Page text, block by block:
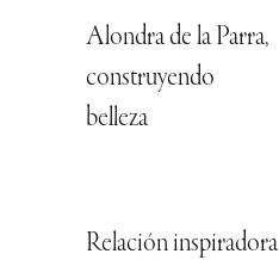
Alondra de la Parra,
construyendo
belleza
Relación inspiradora